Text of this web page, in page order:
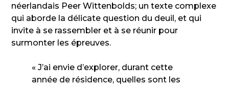
néerlandais Peer Wittenbolds; un texte complexe
qui aborde la délicate question du deuil, et qui
invite à se rassembler et à se réunir pour
surmonter les épreuves.
« J’ai envie d’explorer, durant cette
année de résidence, quelles sont les